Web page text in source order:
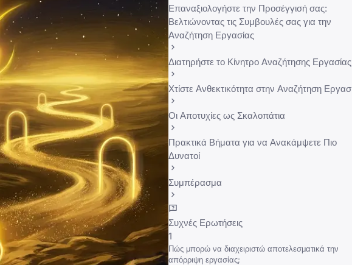
Επαναξιολογήστε την Προσέγγισή σας:
Βελτιώνοντας τις Συμβουλές σας για την
Αναζήτηση Εργασίας
Διατηρήστε το Κίνητρο Αναζήτησης Εργασίας
Χτίστε Ανθεκτικότητα στην Αναζήτηση
Οι Αποτυχίες ως Σκαλοπάτια
Πρακτικά Βήματα για να Ανακάμψετε Πιο
Δυνατοί
Συμπέρασμα
Συχνές Ερωτήσεις
1
Πώς μπορώ να διαχειριστώ αποτελεσματικά την
απόρριψη εργασίας;